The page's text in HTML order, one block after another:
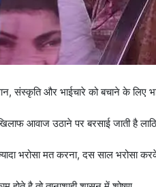
संस्कृति और भाईचारे को बचाने के लिए
आवाज उठाने पर बरसाई जाती है
भरोसा मत करना, दस साल भरोसा